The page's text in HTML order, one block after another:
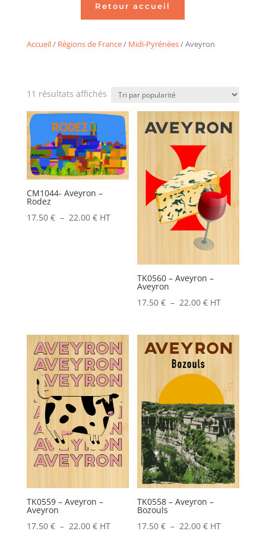
Retour accueil
Accueil/ Régions de France/ Midi-Pyrénées/ Aveyron
11 résultats affichésTrié
popularité
CM1044- Aveyron –
Rodez
17.50 € – 22.00 €Plage
HT
TK0560 – Aveyron –
Aveyron
17.50€ – 22.00€Plage
prix :
17.50 €
22.00 €
HT
TK0559 – Aveyron –
Aveyron
17.50 € – 22.00 €Plage
HT
TK0558 – Aveyron –
Bozouls
17.50€ – 22.00€Plage
HT